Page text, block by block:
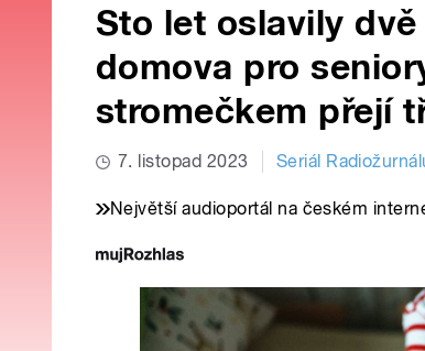
Sto let oslavily
domova pro
stromečkem přejí
7. listopad 2023 Seriál
Největší audioportál na českém